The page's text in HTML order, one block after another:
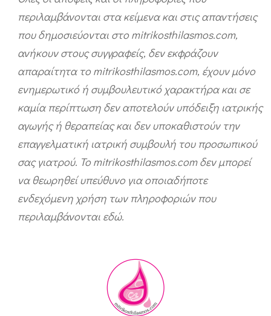
περιλαμβάνονται στα κείμενα και στις απαντήσεις
που δημοσιεύονται στο mitrikosthilasmos.com,
ανήκουν στους συγγραφείς, δεν εκφράζουν
απαραίτητα το mitrikosthilasmos.com, έχουν μόνο
ενημερωτικό ή συμβουλευτικό χαρακτήρα και σε
καμία περίπτωση δεν αποτελούν υπόδειξη ιατρικής
αγωγής ή θεραπείας και δεν υποκαθιστούν την
επαγγελματική ιατρική συμβουλή του προσωπικού
σας γιατρού. Το mitrikosthilasmos.com δεν μπορεί
να θεωρηθεί υπεύθυνο για οποιαδήποτε
ενδεχόμενη χρήση των πληροφοριών που
περιλαμβάνονται εδώ.